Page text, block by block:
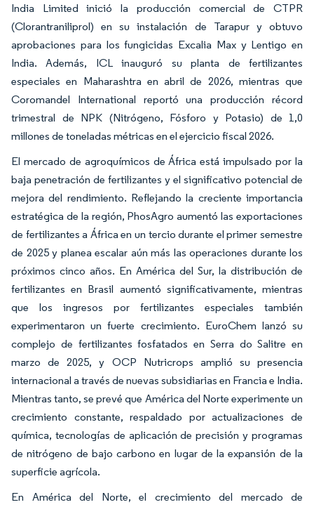
India Limited inició la producción comercial de CTPR
(Clorantraniliprol) en su instalación de Tarapur y obtuvo
aprobaciones para los fungicidas Excalia Max y Lentigo en
India. Además, ICL inauguró su planta de fertilizantes
especiales en Maharashtra en abril de 2026, mientras que
Coromandel International reportó una producción récord
trimestral de NPK (Nitrógeno, Fósforo y Potasio) de 1,0
millones de toneladas métricas en el ejercicio fiscal 2026.
El mercado de agroquímicos de África está impulsado por la
baja penetración de fertilizantes y el significativo potencial de
mejora del rendimiento. Reflejando la creciente importancia
estratégica de la región, PhosAgro aumentó las exportaciones
de fertilizantes a África en un tercio durante el primer semestre
de 2025 y planea escalar aún más las operaciones durante los
próximos cinco años. En América del Sur, la distribución de
fertilizantes en Brasil aumentó significativamente, mientras
que los ingresos por fertilizantes especiales también
experimentaron un fuerte crecimiento. EuroChem lanzó su
complejo de fertilizantes fosfatados en Serra do Salitre en
marzo de 2025, y OCP Nutricrops amplió su presencia
internacional a través de nuevas subsidiarias en Francia e India.
Mientras tanto, se prevé que América del Norte experimente un
crecimiento constante, respaldado por actualizaciones de
química, tecnologías de aplicación de precisión y programas
de nitrógeno de bajo carbono en lugar de la expansión de la
superficie agrícola.
En América del Norte, el crecimiento del mercado de